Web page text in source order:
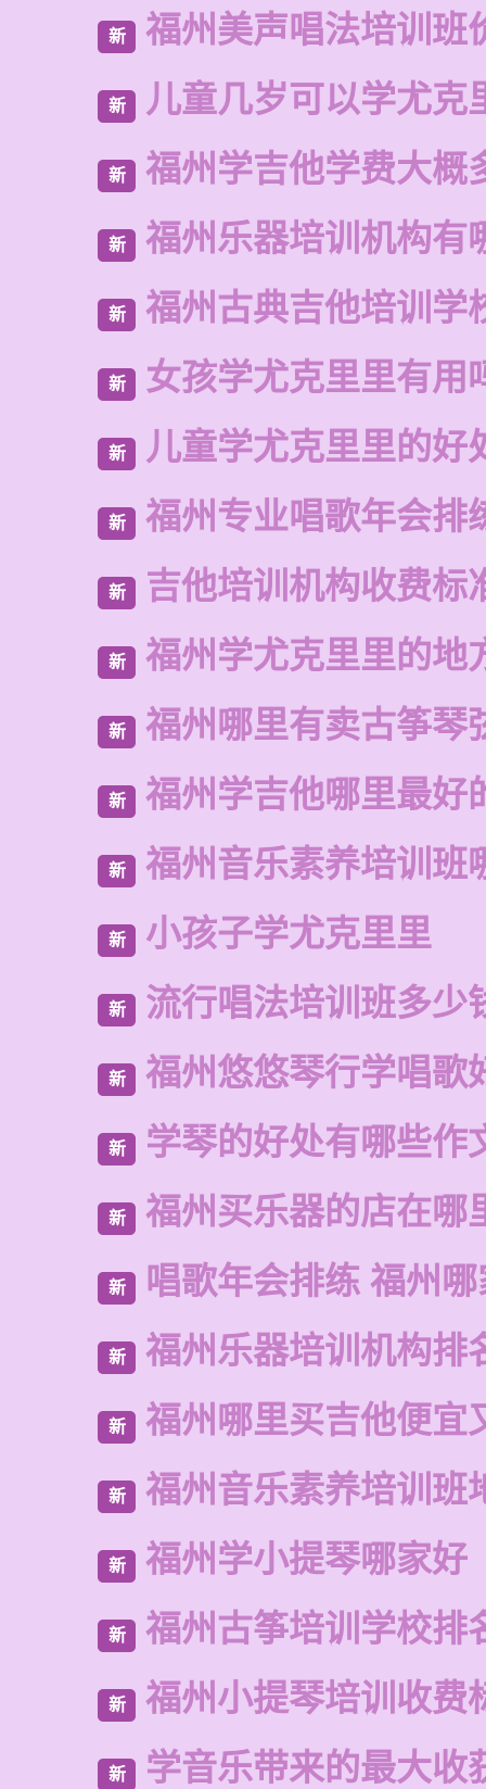
新 福州美声唱法培训班
新 儿童几岁可以学尤克
新 福州学吉他学费大概
新 福州乐器培训机构有
新 福州古典吉他培训学
新 女孩学尤克里里有用
新 儿童学尤克里里的好
新 福州专业唱歌年会排
新 吉他培训机构收费标
新 福州学尤克里里的地
新 福州哪里有卖古筝琴
新 福州学吉他哪里最好
新 福州音乐素养培训班
新 小孩子学尤克里里
新 流行唱法培训班多少
新 福州悠悠琴行学唱歌
新 学琴的好处有哪些作
新 福州买乐器的店在哪
新 唱歌年会排练 福州
新 福州乐器培训机构排
新 福州哪里买吉他便宜
新 福州音乐素养培训班
新 福州学小提琴哪家好
新 福州古筝培训学校排
新 福州小提琴培训收费
新 学音乐带来的最大收